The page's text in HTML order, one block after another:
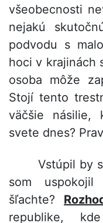
všeobecnosti
nejakú
podvodu s
hoci v krajinách
osoba môže
Stojí tento
väčšie násilie,
svete dnes?
Vstúpil by
som
šľachte?
republike,